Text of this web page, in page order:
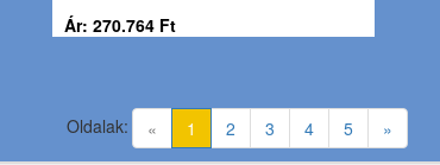
Ár: 270.764 Ft
« 1 (current)
2 3 4 5 »
Oldalak: